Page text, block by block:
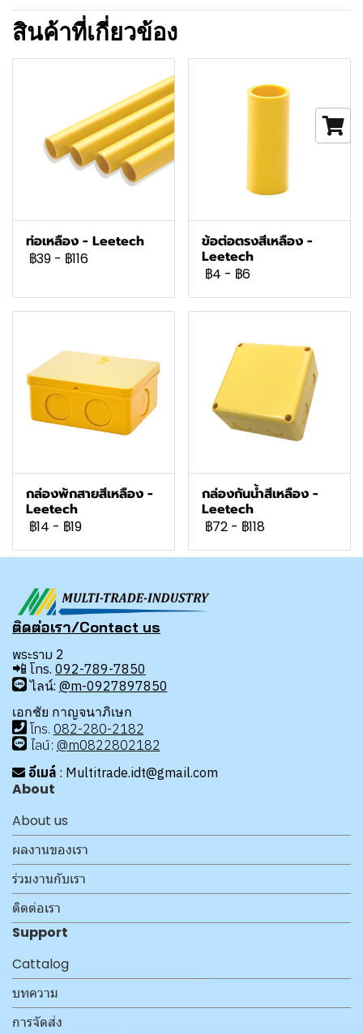
สินค้าที่เกี่ยวข้อง
ท่อเหลือง - Leetech
฿39 - ฿116
ข้อต่อตรงสีเหลือง -
Leetech
฿4 - ฿6
กล่องพักสายสีเหลือง -
Leetech
฿14 - ฿19
กล่องกันน้ำสีเหลือง -
Leetech
฿72 - ฿118
ติดต่อเรา/Contact us
พระราม 2
📲 โทร. 092-789-7850
ไลน์: @m-0927897850
เอกชัย กาญจนาภิเษก
โทร. 082-280-2182
ไลน์: @m0822802182
อีเมล์ : Multitrade.idt@gmail.com
About
About us
ผลงานของเรา
ร่วมงานกับเรา
ติดต่อเรา
Support
Cattalog
บทความ
การจัดส่ง